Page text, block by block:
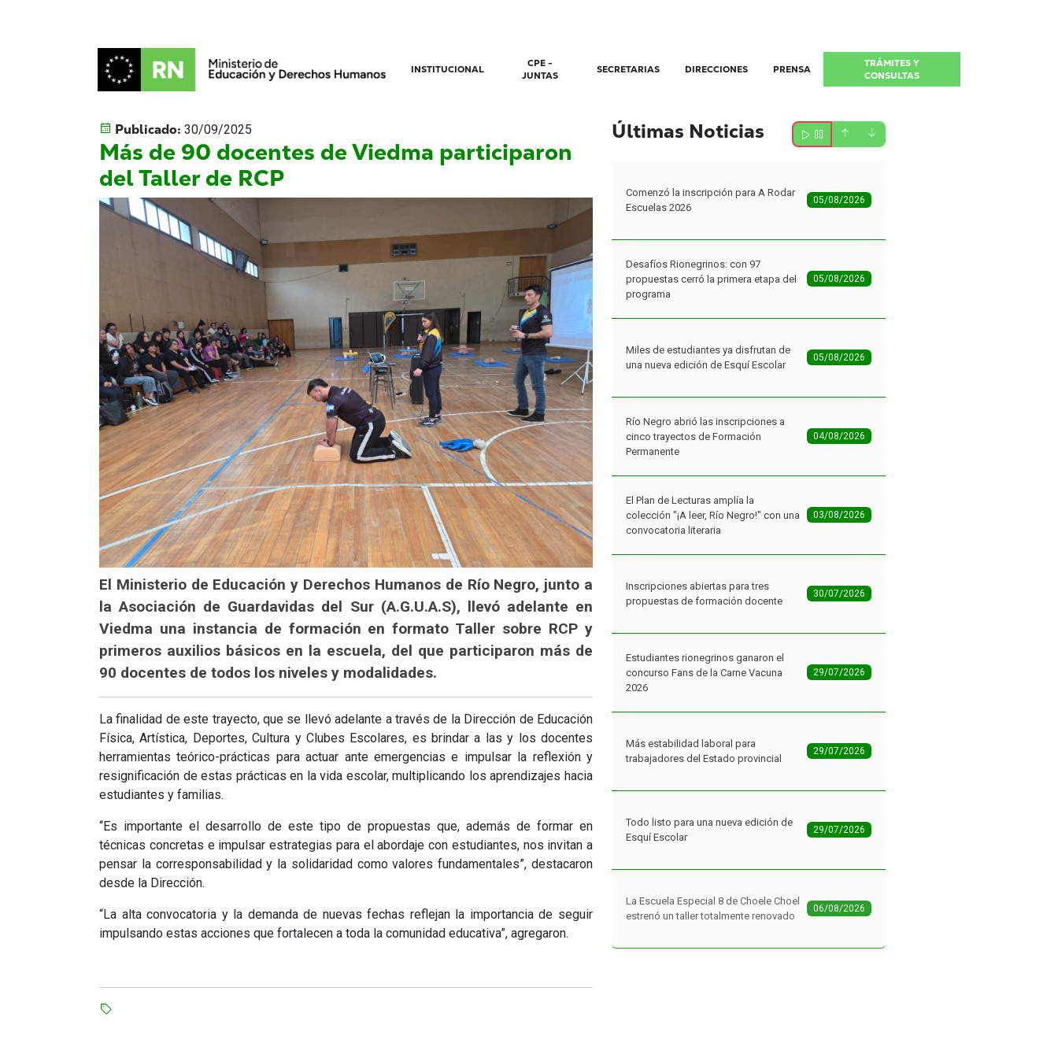
INSTITUCIONAL
CPE -
JUNTAS
SECRETARIAS DIRECCIONES PRENSA
TRÁMITES Y
CONSULTAS
Publicado: 30/09/2025
Más de 90 docentes de Viedma participaron
del Taller de RCP
El Ministerio de Educación y Derechos Humanos de Río Negro, junto a
la Asociación de Guardavidas del Sur (A.G.U.A.S), llevó adelante en
Viedma una instancia de formación en formato Taller sobre RCP y
primeros auxilios básicos en la escuela, del que participaron más de
90 docentes de todos los niveles y modalidades.
La finalidad de este trayecto, que se llevó adelante a través de la Dirección de Educación
Física, Artística, Deportes, Cultura y Clubes Escolares, es brindar a las y los docentes
herramientas teórico-prácticas para actuar ante emergencias e impulsar la reflexión y
resignificación de estas prácticas en la vida escolar, multiplicando los aprendizajes hacia
estudiantes y familias.
“Es importante el desarrollo de este tipo de propuestas que, además de formar en
técnicas concretas e impulsar estrategias para el abordaje con estudiantes, nos invitan a
pensar la corresponsabilidad y la solidaridad como valores fundamentales”, destacaron
desde la Dirección.
“La alta convocatoria y la demanda de nuevas fechas reflejan la importancia de seguir
impulsando estas acciones que fortalecen a toda la comunidad educativa”, agregaron.
Últimas Noticias
Comenzó la inscripción para A Rodar
Escuelas 2026
05/08/2026
Desafíos Rionegrinos: con 97
propuestas cerró la primera etapa del
programa
05/08/2026
Miles de estudiantes ya disfrutan de
una nueva edición de Esquí Escolar
05/08/2026
Río Negro abrió las inscripciones a
cinco trayectos de Formación
Permanente
04/08/2026
El Plan de Lecturas amplía la
colección "¡A leer, Río Negro!" con una
convocatoria literaria
03/08/2026
Inscripciones abiertas para tres
propuestas de formación docente
30/07/2026
Estudiantes rionegrinos ganaron el
concurso Fans de la Carne Vacuna
2026
29/07/2026
Más estabilidad laboral para
trabajadores del Estado provincial
29/07/2026
Todo listo para una nueva edición de
Esquí Escolar
29/07/2026
La Escuela Especial 8 de Choele Choel
estrenó un taller totalmente renovado
06/08/2026